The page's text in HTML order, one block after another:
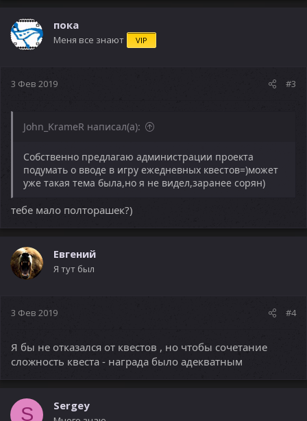
пока
Меня все знают VIP
3 Фев 2019 #3
John_KrameR написал(а):
Собственно предлагаю администрации проекта
подумать о вводе в игру ежедневных квестов=)может
уже такая тема была,но я не видел,заранее сорян)
тебе мало полторашек?)
Евгений
Я тут был
3 Фев 2019 #4
Я бы не отказался от квестов , но чтобы сочетание
сложность квеста - награда было адекватным
S Sergey